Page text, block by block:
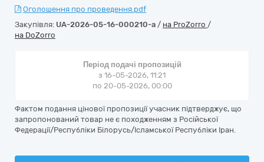
Оголошення про проведення.pdf
Закупівля: UA-2026-05-16-000210-a / на ProZorro /
на DoZorro
Період подачі пропозицій
з 16-05-2026, 11:21
по 20-05-2026, 00:00
Фактом подання цінової пропозиції учасник підтверджує, що
запропонований товар не є походженням з Російської
Федерації/Республіки Білорусь/Ісламської Республіки Іран.